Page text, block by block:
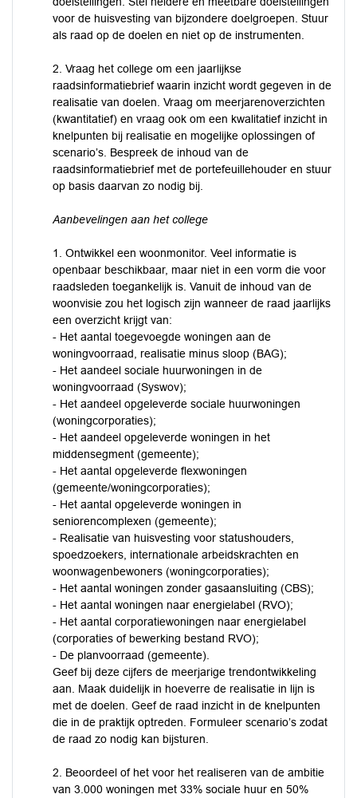
voor de huisvesting van bijzondere doelgroepen. Stuur
als raad op de doelen en niet op de instrumenten.
2. Vraag het college om een jaarlijkse
raadsinformatiebrief waarin inzicht wordt gegeven in de
realisatie van doelen. Vraag om meerjarenoverzichten
(kwantitatief) en vraag ook om een kwalitatief inzicht in
knelpunten bij realisatie en mogelijke oplossingen of
scenario’s. Bespreek de inhoud van de
raadsinformatiebrief met de portefeuillehouder en stuur
op basis daarvan zo nodig bij.
Aanbevelingen aan het college
1. Ontwikkel een woonmonitor. Veel informatie is
openbaar beschikbaar, maar niet in een vorm die voor
raadsleden toegankelijk is. Vanuit de inhoud van de
woonvisie zou het logisch zijn wanneer de raad jaarlijks
een overzicht krijgt van:
- Het aantal toegevoegde woningen aan de
woningvoorraad, realisatie minus sloop (BAG);
- Het aandeel sociale huurwoningen in de
woningvoorraad (Syswov);
- Het aandeel opgeleverde sociale huurwoningen
(woningcorporaties);
- Het aandeel opgeleverde woningen in het
middensegment (gemeente);
- Het aantal opgeleverde flexwoningen
(gemeente/woningcorporaties);
- Het aantal opgeleverde woningen in
seniorencomplexen (gemeente);
- Realisatie van huisvesting voor statushouders,
spoedzoekers, internationale arbeidskrachten en
woonwagenbewoners (woningcorporaties);
- Het aantal woningen zonder gasaansluiting (CBS);
- Het aantal woningen naar energielabel (RVO);
- Het aantal corporatiewoningen naar energielabel
(corporaties of bewerking bestand RVO);
- De planvoorraad (gemeente).
Geef bij deze cijfers de meerjarige trendontwikkeling
aan. Maak duidelijk in hoeverre de realisatie in lijn is
met de doelen. Geef de raad inzicht in de knelpunten
die in de praktijk optreden. Formuleer scenario’s zodat
de raad zo nodig kan bijsturen.
2. Beoordeel of het voor het realiseren van de ambitie
van 3.000 woningen met 33% sociale huur en 50%